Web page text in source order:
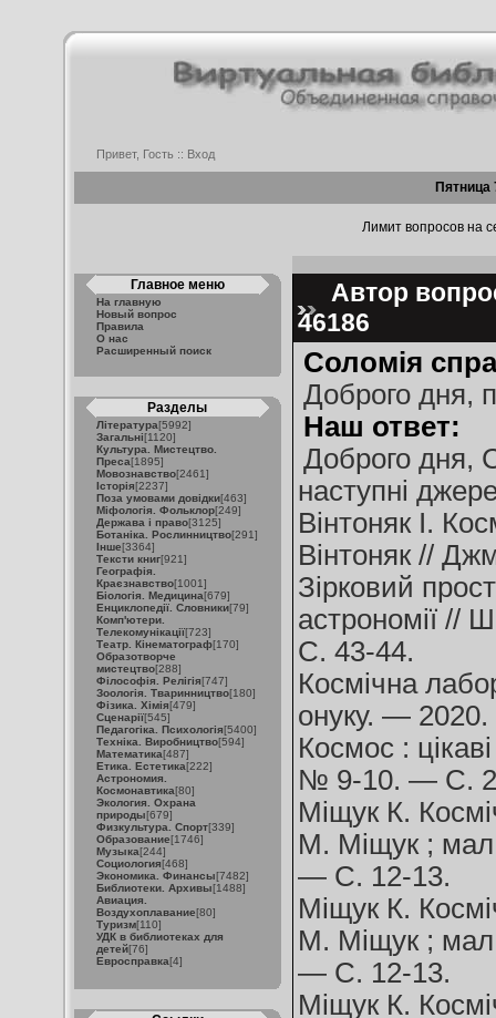
Привет, Гость :: Вход
Пятница
Лимит вопросов на
Главное меню
На главную
Новый вопрос
Правила
О нас
Расширенный поиск
Разделы
Література[5992]
Загальні[1120]
Культура. Мистецтво.
Преса[1895]
Мовознавство[2461]
Історія[2237]
Поза умовами довідки[463]
Міфологія. Фольклор[249]
Держава і право[3125]
Ботаніка. Рослинництво[291]
Інше[3364]
Тексти книг[921]
Географія.
Краєзнавство[1001]
Біологія. Медицина[679]
Енциклопедії. Словники[79]
Комп'ютери.
Телекомунікації[723]
Театр. Кінематограф[170]
Образотворче
мистецтво[288]
Філософія. Релігія[747]
Зоологія. Тваринництво[180]
Фізика. Хімія[479]
Сценарії[545]
Педагогіка. Психологія[5400]
Техніка. Виробництво[594]
Математика[487]
Етика. Естетика[222]
Астрономия.
Космонавтика[80]
Экология. Охрана
природы[679]
Физкультура. Спорт[339]
Образование[1746]
Музыка[244]
Социология[468]
Экономика. Финансы[7482]
Библиотеки. Архивы[1488]
Авиация.
Воздухоплавание[80]
Туризм[110]
УДК в библиотеках для
детей[76]
Евросправка[4]
Автор
46186
Соломія
Доброго дня,
Наш ответ:
Доброго дня,
наступні
Вінтоняк І.
Вінтоняк //
Зірковий
астрономії //
С. 43-44.
Космічна
онуку. —
Космос :
№ 9-10. — С.
Міщук К.
М. Міщук ;
— С. 12-13.
Міщук К.
М. Міщук ;
— С. 12-13.
Міщук К.